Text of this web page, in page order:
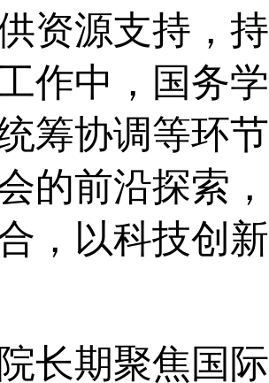
资源支持，
作中，国务
筹协调等环
的前沿探索
，以科技创
长期聚焦国